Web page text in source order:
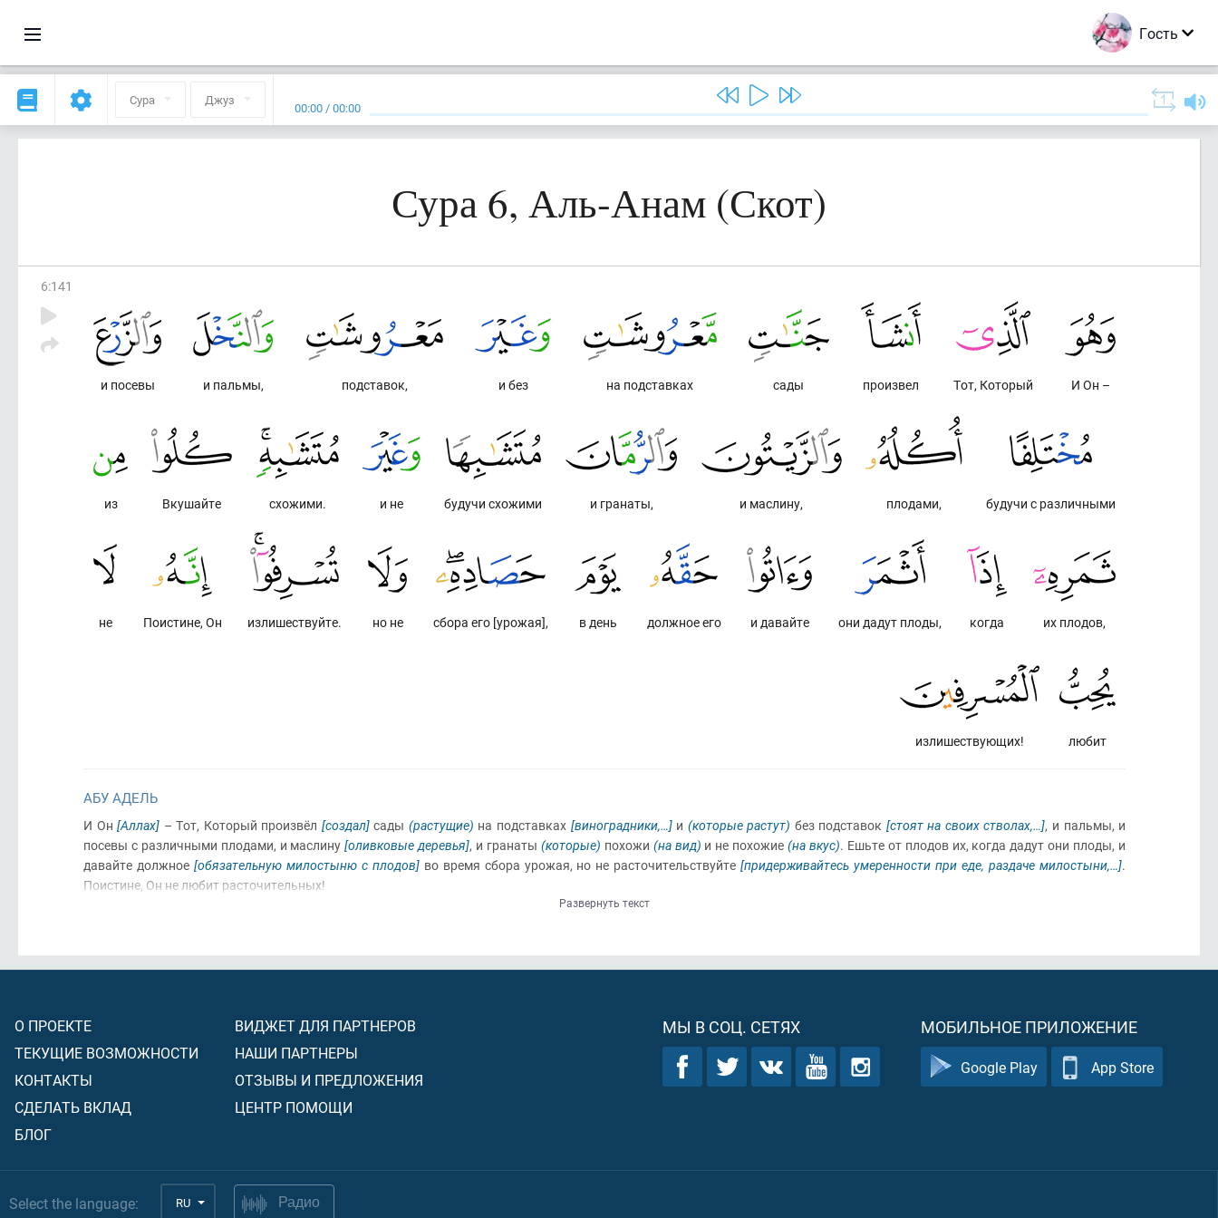
Гость
Сура Джуз 00:00 /00:00
Сура 6, Аль-Анам (Скот)
6:141
И Он –
Тот, Который
произвел
сады
на подставках
и без
подставок,
и пальмы,
и посевы
будучи с различными
плодами,
и маслину,
и гранаты,
будучи схожими
и не
схожими.
Вкушайте
из
их плодов,
когда
они дадут плоды,
и давайте
должное его
в день
сбора его [урожая],
но не
излишествуйте.
Поистине, Он
не
любит
излишествующих!
АБУ АДЕЛЬ
И Он[Аллах] – Тот, Который произвёл [создал]сады (растущие) на подставках [виноградники,…]и (которые растут) без подставок [стоят на своих стволах,…], и пальмы, и
посевы с различными плодами, и маслину[оливковые деревья], и гранаты (которые) похожи (на вид) и не похожие(на вкус). Ешьте от плодов их, когда дадут они плоды, и
давайте должное [обязательную милостыню с плодов]во время сбора урожая, но не расточительствуйте[придерживайтесь умеренности при еде, раздаче милостыни,…].
Поистине, Он не любит расточительных!
Развернуть текст
О ПРОЕКТЕ
ТЕКУЩИЕ ВОЗМОЖНОСТИ
КОНТАКТЫ
СДЕЛАТЬ ВКЛАД
БЛОГ
ВИДЖЕТ ДЛЯ ПАРТНЕРОВ
НАШИ ПАРТНЕРЫ
ОТЗЫВЫ И ПРЕДЛОЖЕНИЯ
ЦЕНТР ПОМОЩИ
МЫ В СОЦ. СЕТЯХ МОБИЛЬНОЕ ПРИЛОЖЕНИЕ
Google Play App Store
Select the language: RU Радио